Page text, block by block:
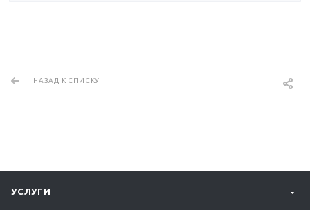
НАЗАД К СПИСКУ
УСЛУГИ